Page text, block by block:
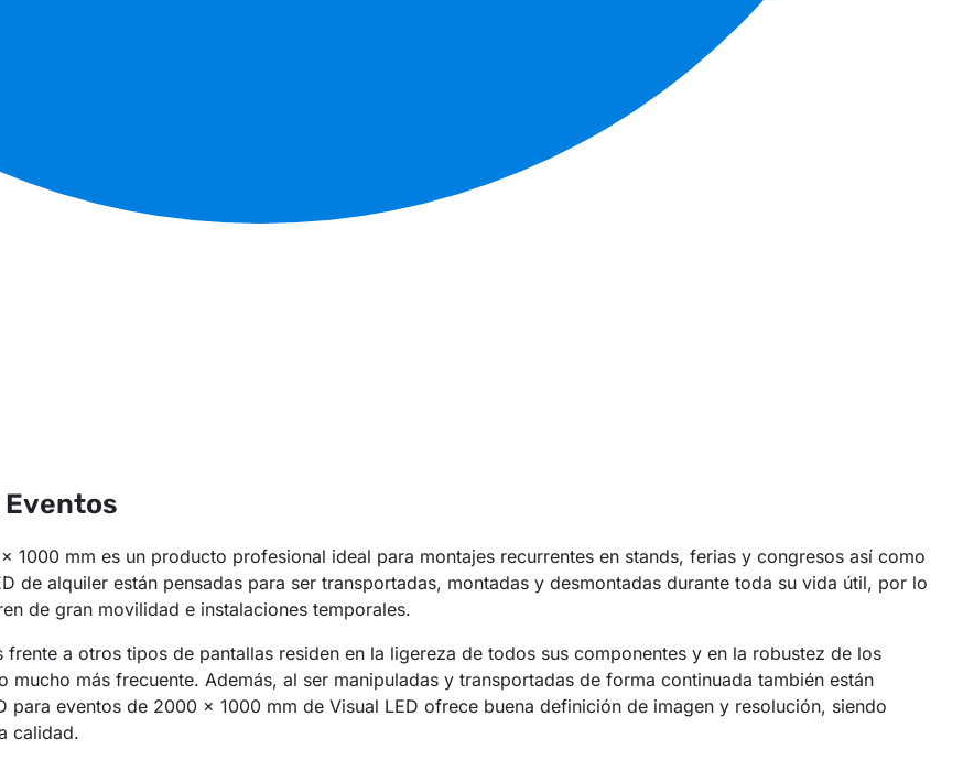
1000 mm es un producto profesional ideal para montajes recurrentes en stands, ferias y congresos así como
de alquiler están pensadas para ser transportadas, montadas y desmontadas durante toda su vida útil, por lo
de gran movilidad e instalaciones temporales.
a otros tipos de pantallas residen en la ligereza de todos sus componentes y en la robustez de los
mucho más frecuente. Además, al ser manipuladas y transportadas de forma continuada también están
para eventos de 2000 x 1000 mm de Visual LED ofrece buena definición de imagen y resolución, siendo
calidad.